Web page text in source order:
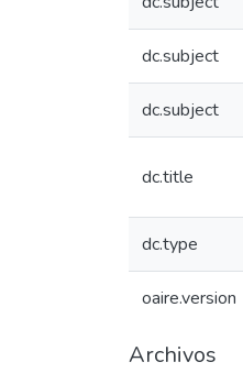
dc.subject
dc.subject
dc.title
dc.type
oaire.version
Archivos